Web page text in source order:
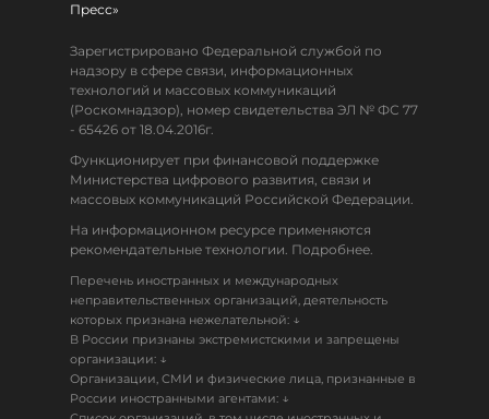
Пресс»
Зарегистрировано Федеральной службой по
надзору в сфере связи, информационных
технологий и массовых коммуникаций
(Роскомнадзор), номер свидетельства ЭЛ № ФС 77
- 65426 от 18.04.2016г.
Функционирует при финансовой поддержке
Министерства цифрового развития, связи и
массовых коммуникаций Российской Федерации.
На информационном ресурсе применяются
рекомендательные технологии. Подробнее.
Перечень иностранных и международных
неправительственных организаций, деятельность
которых признана нежелательной: ↓
В России признаны экстремистскими и запрещены
организации: ↓
Организации, СМИ и физические лица, признанные в
России иностранными агентами: ↓